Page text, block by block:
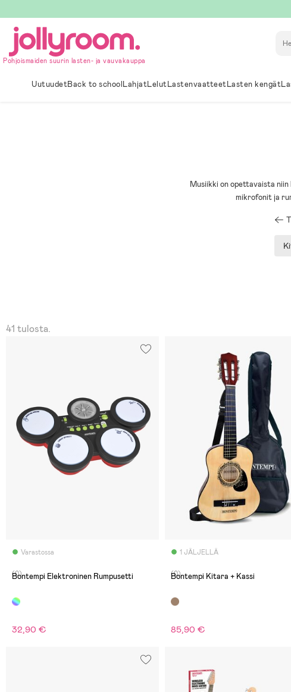
till
innehållet
Pohjoismaiden suurin lasten- ja vauvakauppa
UutuudetBack to schoolLahjatLelutLastenvaatteetLasten kengät
Musiikki on opettavaista
mikrofonit ja
41 tulosta.
Varastossa
(0)
Bontempi Elektroninen Rumpusetti
32,90 €
1 JÄLJELLÄ
(0)
Bontempi Kitara + Kassi
85,90 €